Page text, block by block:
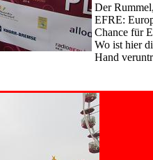
Der
EFRE:
Chance für
Wo ist hier
Hand